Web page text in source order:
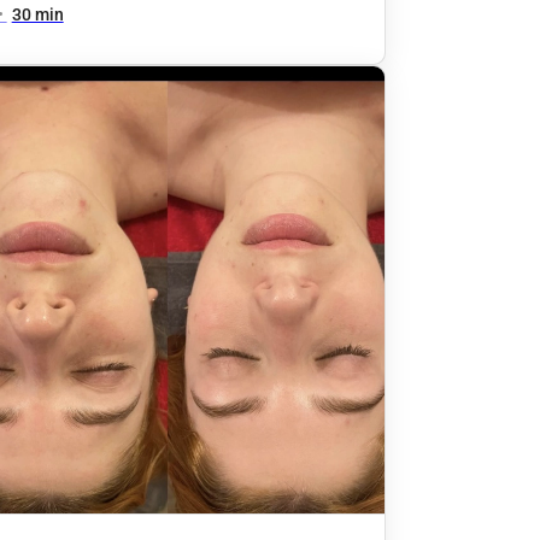
30 min